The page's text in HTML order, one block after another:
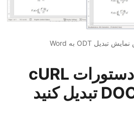
با استفاده از دستورات cURL